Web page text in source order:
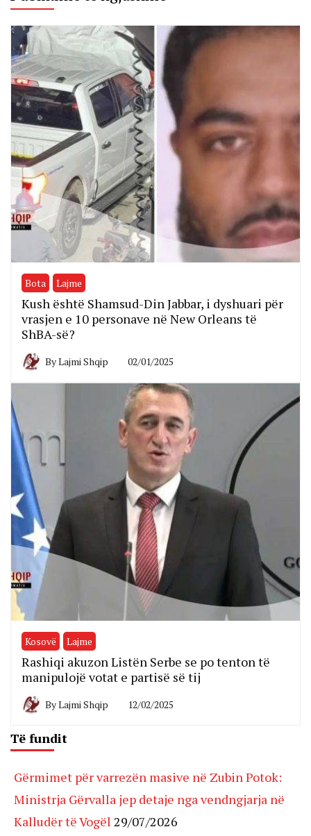
Bota Lajme
Kush është Shamsud-Din Jabbar, i dyshuari për
vrasjen e 10 personave në New Orleans të
ShBA-së?
ByLajmi Shqip 02/01/2025
Kosovë Lajme
Rashiqi akuzon Listën Serbe se po tenton të
manipulojë votat e partisë së tij
ByLajmi Shqip 12/02/2025
Të fundit
Gërmimet për varrezën masive në Zubin Potok:
Ministrja Gërvalla jep detaje nga vendngjarja në
Kalludër të Vogël 29/07/2026